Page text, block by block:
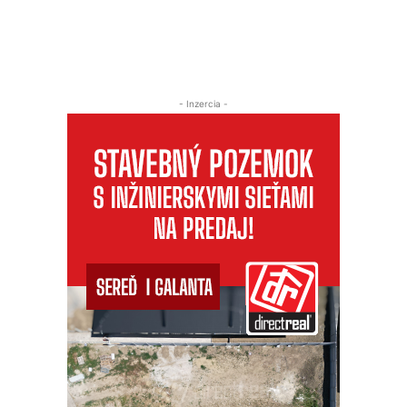
- Inzercia -